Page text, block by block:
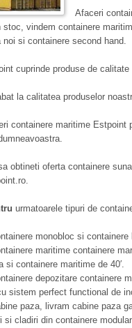
Afaceri
stoc, vindem containere
noi si containere second hand.
cuprinde produse de
la calitatea produselor
containere maritime Estpoint
obtineti oferta containere
urmatoarele tipuri de
monobloc si containere
maritime containere
si containere maritime de 40′.
depozitare containere
sistem perfect functional de
paza, livram cabine paza
si cladiri din containere